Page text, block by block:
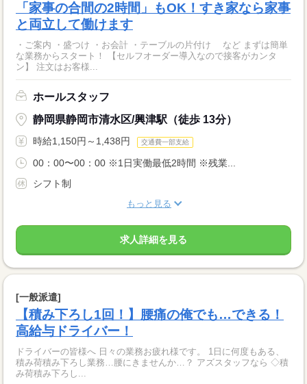
「家事の合間の2時間」もOK！すき家なら家事
と両立して働けます
・ご案内 ・盛つけ ・お会計 ・テーブルの片付け など まずは簡単
な業務からスタート！ 【セルフオーダー導入なので接客がカンタ
ン】 注文はお客様...
ホールスタッフ
静岡県静岡市清水区/興津駅（徒歩 13分）
時給1,150円～1,438円 交通費一部支給
00：00〜00：00 ※1日実働最低2時間 ※残業...
シフト制
もっと見る
求人詳細を見る
[一般派遣]
【積み下ろし1回！】腰痛の俺でも…できる！
高給与ドライバー！
ドライバーの皆様へ 日々の業務お疲れ様です。 1日に何度もある、
積み荷積み下ろし業務…腰にきませんか…？ アズスタッフなら ◇積
み荷積み下ろし...